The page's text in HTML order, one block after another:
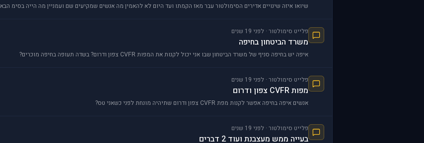
שיואו איזה שינויים אדירים הסימולטור עבר מאז הקמתו ועד היום לא להאמין מה אנשים שמקיעים שם ועמניין מה הייה בסימ הבא
פלייט סימולטור · לפני 19 שנים
משרד הביטחון בחיפה
איפה יש בחיפה סניף של משרד הביטחון שבו אני יכול לקנות את המפות CVFR צפון ודרום? בשדה תעופה בחיפה מוכרים?
פלייט סימולטור · לפני 19 שנים
מפות CVFR צפון ודרום
אנשים איפה בחיפה אפשר לקנות מפת CVFR צפון ודרום שתיהיה מונחת לפני כשאני טס?
פלייט סימולטור · לפני 19 שנים
בעייה ממש מעצבנת ועוד 2 דברים